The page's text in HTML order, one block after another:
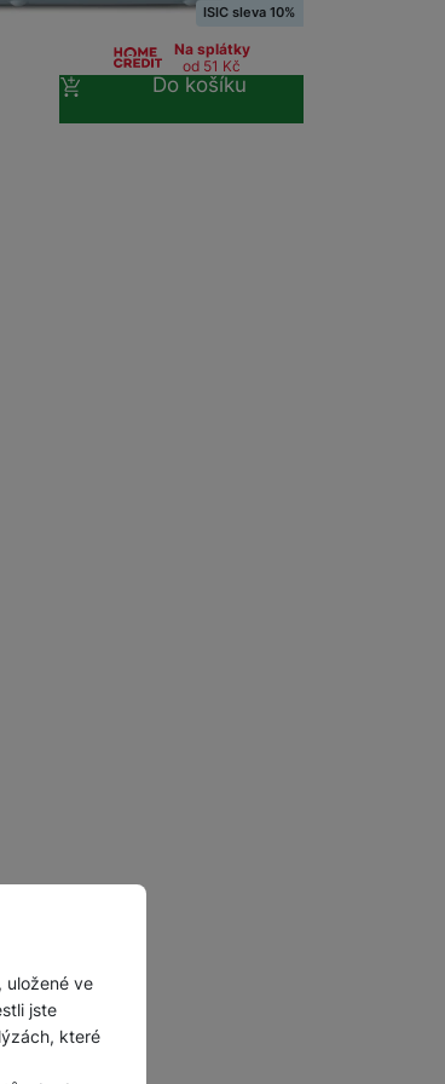
uložené ve
jste
které
ISIC sleva 10%
x 46 mm) •…
Na splátky
od 51 Kč
Do košíku